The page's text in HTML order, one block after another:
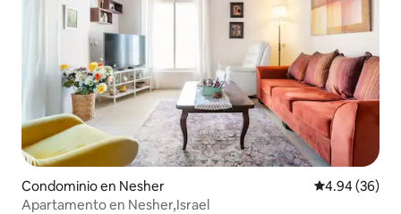
Condominio en Nesher Calificación
4.94 (36)
Apartamento en Nesher,Israel